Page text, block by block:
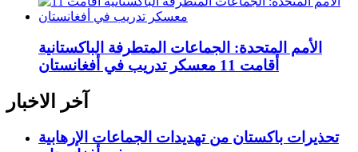
الأمم المتحدة: الجماعات المتطرفة الباكستانية
أقامت 11 معسكر تدريب في أفغانستان
آخر الاخبار
تحذيرات باكستان من تهديدات الجماعات الإرهابية